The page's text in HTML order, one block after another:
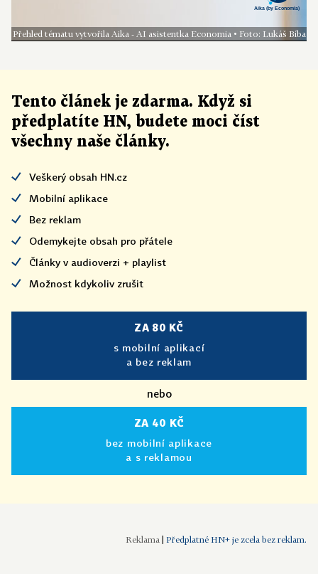
Přehled tématu vytvořila Aika - AI asistentka Economia • Foto: Lukáš Bíba
Tento článek je zdarma. Když si
předplatíte HN, budete moci číst
všechny naše články.
Veškerý obsah HN.cz
Mobilní aplikace
Bez reklam
Odemykejte obsah pro přátele
Články v audioverzi + playlist
Možnost kdykoliv zrušit
ZA 80 KČ
s mobilní aplikací
a bez reklam
nebo
ZA 40 KČ
bez mobilní aplikace
a s reklamou
Předplatné HN+ je zcela bez reklam.